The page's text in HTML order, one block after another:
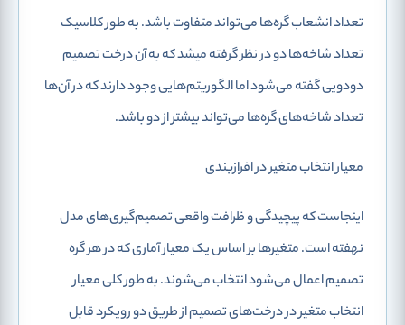
تعداد انشعاب گره‌ها می‌تواند متفاوت باشد. به طور کلاسیک
تعداد شاخه‌ها دو در نظر گرفته میشد که به آن درخت تصمیم
دودویی گفته می‌شود اما الگوریتم‌هایی وجود دارند که در آن‌ها
تعداد شاخه‌های گره‌ها می‌تواند بیشتر از دو باشد.
معیار انتخاب متغیر در افرازبندی
اینجاست که پیچیدگی و ظرافت واقعی تصمیم‌گیری‌های مدل
نهفته است. متغیرها بر اساس یک معیار آماری که در هر گره
تصمیم اعمال می‌شود انتخاب می‌شوند. به طور کلی معیار
انتخاب متغیر در درخت‌های تصمیم از طریق دو رویکرد قابل